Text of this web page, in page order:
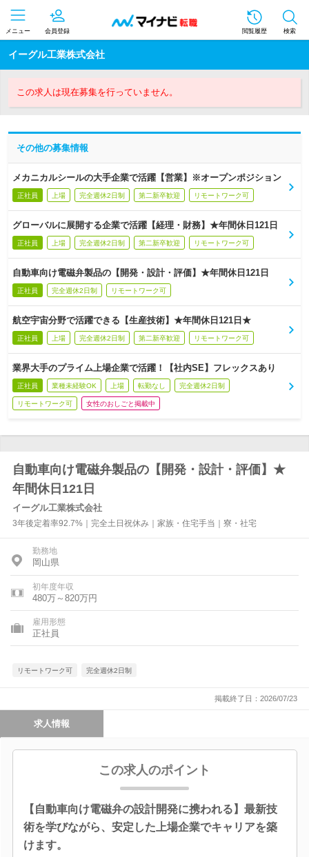
メニュー 会員登録 閲覧履歴 検索
イーグル工業株式会社
この求人は現在募集を行っていません。
その他の募集情報
メカニカルシールの大手企業で活躍【営業】※オープンポジション
正社員 上場 完全週休2日制 第二新卒歓迎 リモートワーク可
グローバルに展開する企業で活躍【経理・財務】★年間休日121日
正社員 上場 完全週休2日制 第二新卒歓迎 リモートワーク可
自動車向け電磁弁製品の【開発・設計・評価】★年間休日121日
正社員 完全週休2日制 リモートワーク可
航空宇宙分野で活躍できる【生産技術】★年間休日121日★
正社員 上場 完全週休2日制 第二新卒歓迎 リモートワーク可
業界大手のプライム上場企業で活躍！【社内SE】フレックスあり
正社員 業種未経験OK 上場 転勤なし 完全週休2日制
リモートワーク可 女性のおしごと掲載中
自動車向け電磁弁製品の【開発・設計・評価】★
年間休日121日
イーグル工業株式会社
3年後定着率92.7%｜完全土日祝休み｜家族・住宅手当｜寮・社宅
勤務地
岡山県
初年度年収
480万～820万円
雇用形態
正社員
リモートワーク可 完全週休2日制
掲載終了日：2026/07/23
求人情報
この求人のポイント
【自動車向け電磁弁の設計開発に携われる】最新技
術を学びながら、安定した上場企業でキャリアを築
けます。